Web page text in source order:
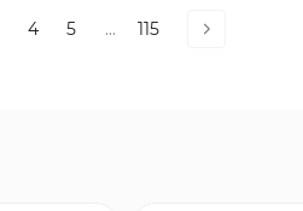
4 5 ... 115